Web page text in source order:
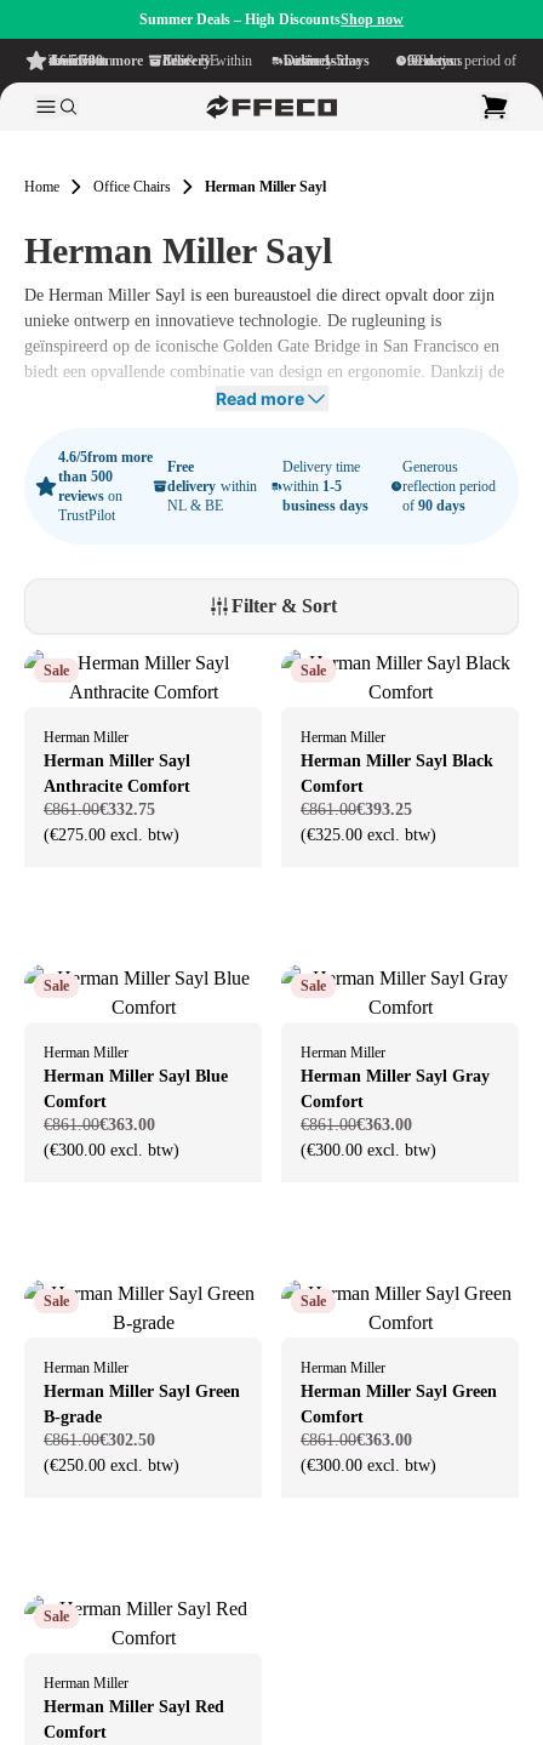
Summer Deals – High DiscountsShop now
4.6/5
from more than 500 reviews
on TrustPilot Free delivery
within NL & BE Delivery time within
1-5 business days Generous reflection period of
90 days
Home Office Chairs Herman Miller Sayl
Herman Miller Sayl
De Herman Miller Sayl is een bureaustoel die direct opvalt door zijn
unieke ontwerp en innovatieve technologie. De rugleuning is
geïnspireerd op de iconische Golden Gate Bridge in San Francisco en
biedt een opvallende combinatie van design en ergonomie. Dankzij de
slimme Y-Tower-constructie en de gespannen rugleuning ervaar je een
De Sayl onderscheidt zich door het gebruik van een minimale
hoeveelheid materialen zonder concessies te doen aan kwaliteit of
duurzaamheid. Deze
is ontworpen met oog
ergonomische, maar ook een bewuste keuze voor een moderne
Read more
4.6/5from more
than 500
reviews on
TrustPilot
Free
delivery within
NL & BE
Delivery time
within 1-5
business days
Generous
reflection period
of 90 days
Filter & Sort
Sale
Herman Miller
Herman Miller Sayl
Anthracite Comfort
€861.00€332.75
(€275.00 excl. btw)
Sale
Herman Miller
Herman Miller Sayl Black
Comfort
€861.00€393.25
(€325.00 excl. btw)
Sale
Herman Miller
Herman Miller Sayl Blue
Comfort
€861.00€363.00
(€300.00 excl. btw)
Sale
Herman Miller
Herman Miller Sayl Gray
Comfort
€861.00€363.00
(€300.00 excl. btw)
Sale
Herman Miller
Herman Miller Sayl Green
B-grade
€861.00€302.50
(€250.00 excl. btw)
Sale
Herman Miller
Herman Miller Sayl Green
Comfort
€861.00€363.00
(€300.00 excl. btw)
Sale
Herman Miller
Herman Miller Sayl Red
Comfort